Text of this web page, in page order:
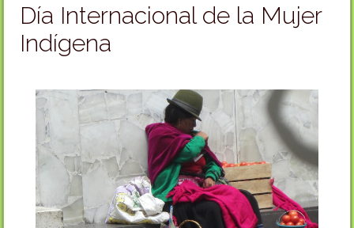
Día Internacional de la Mujer
Indígena